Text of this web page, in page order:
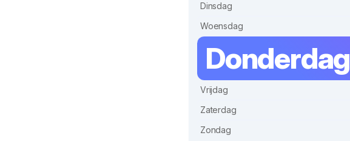
Dinsdag
Woensdag
Donderdag
Vrijdag
Zaterdag
Zondag